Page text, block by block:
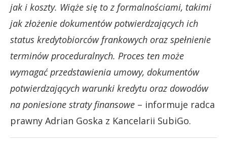
jak i koszty. Wiąże się to z formalnościami, takimi
jak złożenie dokumentów potwierdzających ich
status kredytobiorców frankowych oraz spełnienie
terminów proceduralnych. Proces ten może
wymagać przedstawienia umowy, dokumentów
potwierdzających warunki kredytu oraz dowodów
na poniesione straty finansowe – informuje radca
prawny Adrian Goska z Kancelarii SubiGo.